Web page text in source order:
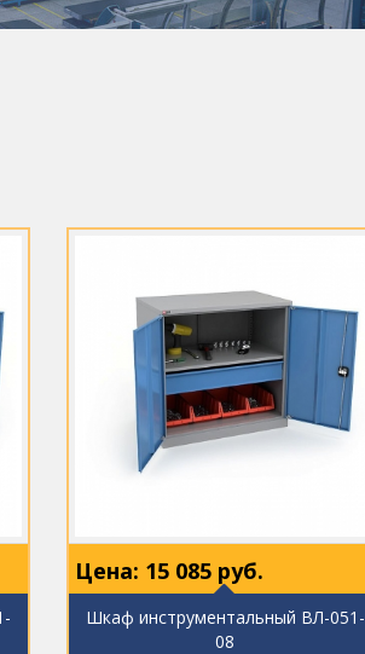
Цена: 15 085 руб.
Шкаф инструментальный ВЛ-051-
08